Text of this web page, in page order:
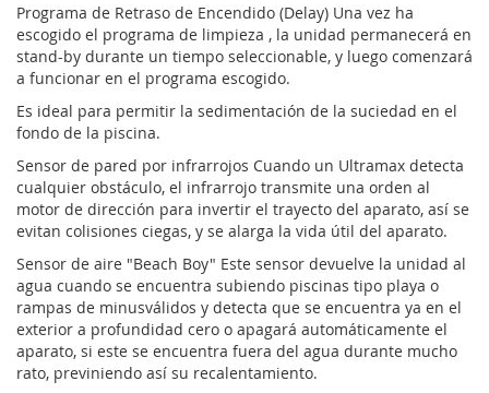
Programa de Retraso de Encendido (Delay) Una vez ha
escogido el programa de limpieza , la unidad permanecerá en
stand-by durante un tiempo seleccionable, y luego comenzará
a funcionar en el programa escogido.
Es ideal para permitir la sedimentación de la suciedad en el
fondo de la piscina.
Sensor de pared por infrarrojos Cuando un Ultramax detecta
cualquier obstáculo, el infrarrojo transmite una orden al
motor de dirección para invertir el trayecto del aparato, así se
evitan colisiones ciegas, y se alarga la vida útil del aparato.
Sensor de aire "Beach Boy" Este sensor devuelve la unidad al
agua cuando se encuentra subiendo piscinas tipo playa o
rampas de minusválidos y detecta que se encuentra ya en el
exterior a profundidad cero o apagará automáticamente el
aparato, si este se encuentra fuera del agua durante mucho
rato, previniendo así su recalentamiento.